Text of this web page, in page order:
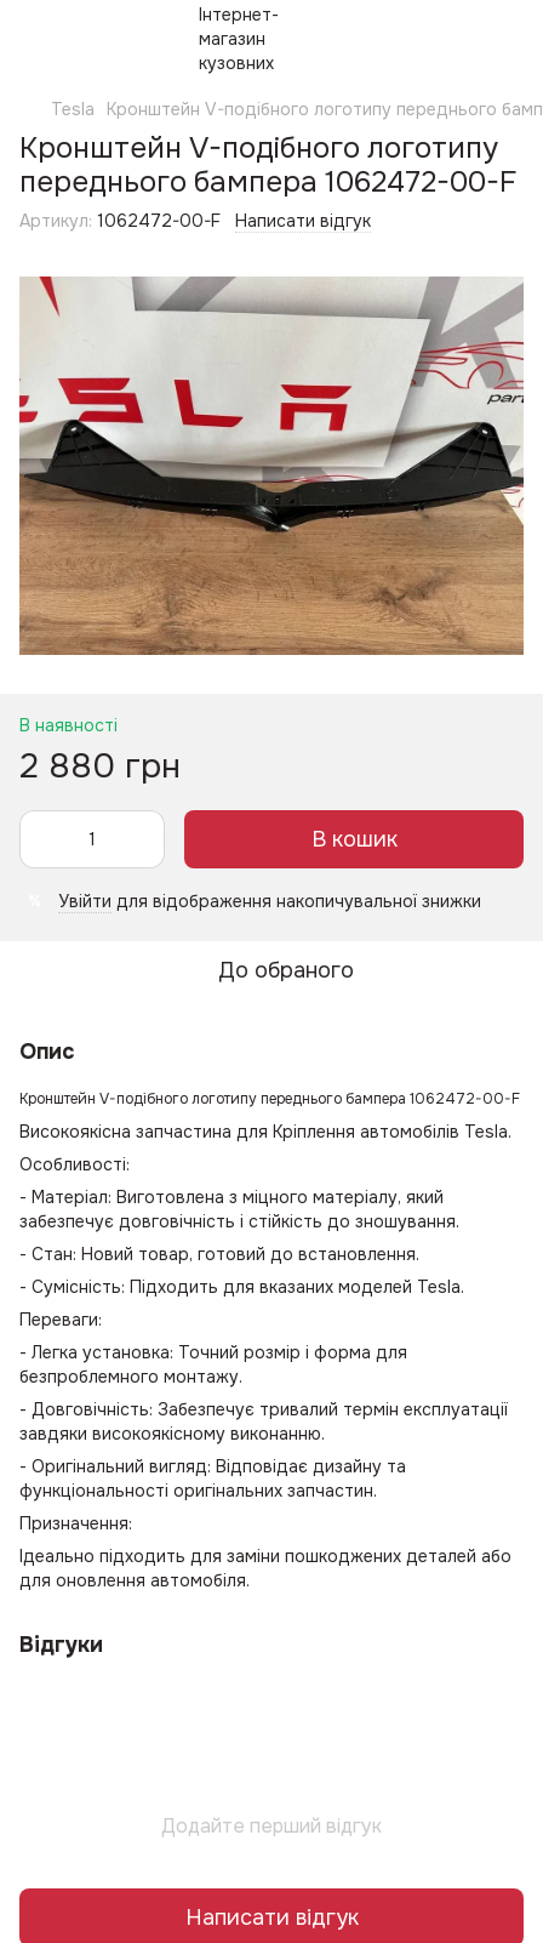
Tesla Кронштейн V-подібного логотипу переднього
Кронштейн V-подібного логотипу
переднього бампера 1062472-00-F
Артикул: 1062472-00-F Написати відгук
В наявності
2 880 грн
В кошик
Увійти для відображення накопичувальної знижки
До обраного
Опис
Кронштейн V-подібного логотипу переднього бампера 1062472-00-F
Високоякісна запчастина для Кріплення автомобілів Tesla.
Особливості:
- Матеріал: Виготовлена з міцного матеріалу, який
забезпечує довговічність і стійкість до зношування.
- Стан: Новий товар, готовий до встановлення.
- Сумісність: Підходить для вказаних моделей Tesla.
Переваги:
- Легка установка: Точний розмір і форма для
безпроблемного монтажу.
- Довговічність: Забезпечує тривалий термін експлуатації
завдяки високоякісному виконанню.
- Оригінальний вигляд: Відповідає дизайну та
функціональності оригінальних запчастин.
Призначення:
Ідеально підходить для заміни пошкоджених деталей або
для оновлення автомобіля.
Відгуки
Додайте перший відгук
Написати відгук